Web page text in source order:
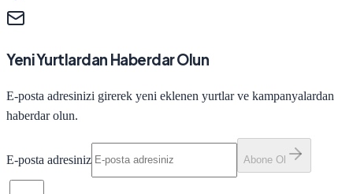
Yeni Yurtlardan Haberdar Olun
E-posta adresinizi girerek yeni eklenen yurtlar ve kampanyalardan
haberdar olun.
E-posta adresiniz Abone Ol